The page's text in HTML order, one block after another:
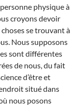
physique à
croyons devoir
se trouvant à
Nous supposons
sont différentes
de nous, du fait
d’être et
situé dans
nous posons